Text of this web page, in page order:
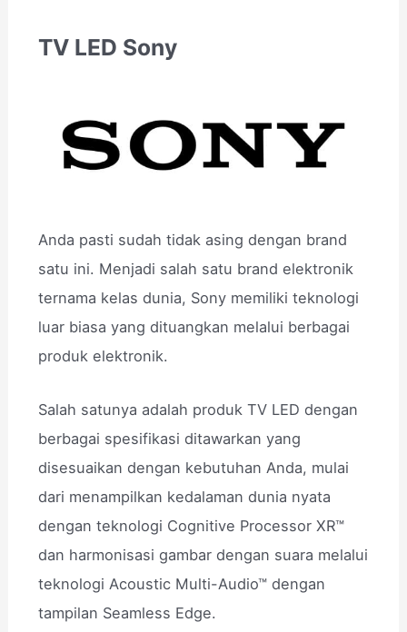
TV LED Sony
Anda pasti sudah tidak asing dengan brand
satu ini. Menjadi salah satu brand elektronik
ternama kelas dunia, Sony memiliki teknologi
luar biasa yang dituangkan melalui berbagai
produk elektronik.
Salah satunya adalah produk TV LED dengan
berbagai spesifikasi ditawarkan yang
disesuaikan dengan kebutuhan Anda, mulai
dari menampilkan kedalaman dunia nyata
dengan teknologi Cognitive Processor XR™
dan harmonisasi gambar dengan suara melalui
teknologi Acoustic Multi-Audio™ dengan
tampilan Seamless Edge.